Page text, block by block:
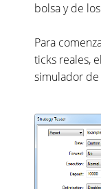
bolsa y de
Para
ticks reales,
simulador de